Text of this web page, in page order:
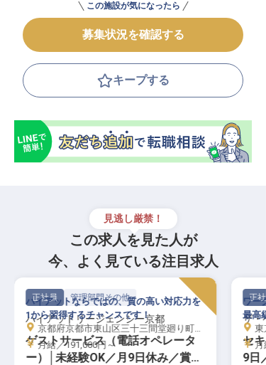
この施設が気になったら
募集状況を確認する
キープする
見逃し厳禁！
この求人を見た人が
今、よく見ている注目求人
正社員 管理部門その他
ハイアットリージェンシー京都
ゲストサービス（電話オペレータ
ー）│未経験OK／月9日休み／賞与
ハイアットならではの、質の高い対応力を
1から習得するチャンスです！
京都府京都市東山区三十三間堂廻り町644-2
月給／191,000円～
正社
ザ・
セ
9日
ワー
最高
東
月